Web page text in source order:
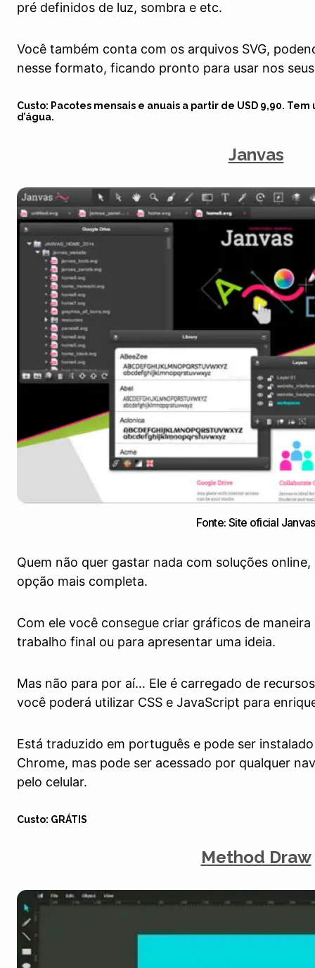
pré definidos de luz, sombra e etc.
Você também conta com os arquivos SVG,
nesse formato, ficando pronto para usar nos
Custo: Pacotes mensais e anuais a partir de USD 9,90.
d’água.
Janvas
Fonte: Site oficial Janvas
Quem não quer gastar nada com soluções online,
opção mais completa.
Com ele você consegue criar gráficos de
trabalho final ou para apresentar uma ideia.
Mas não para por aí… Ele é carregado de
você poderá utilizar CSS e JavaScript para
Está traduzido em português e pode ser
Chrome, mas pode ser acessado por qualquer
pelo celular.
Custo: GRÁTIS
Method Draw